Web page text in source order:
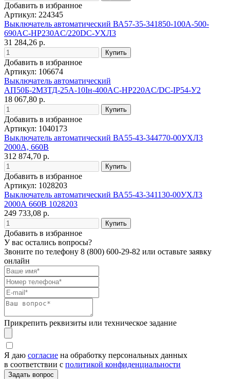
Добавить в избранное
Артикул: 224345
Выключатель автоматический ВА57-35-341850-100А-500-
690AC-НР230AC/220DC-УХЛ3
31 284,26 р.
Добавить в избранное
Артикул: 106674
Выключатель автоматический
АП50Б-2М3ТД-25А-10Iн-400AC-НР220AC/DC-IP54-У2
18 067,80 р.
Добавить в избранное
Артикул: 1040173
Выключатель автоматический ВА55-43-344770-00УХЛ3
2000А, 660В
312 874,70 р.
Добавить в избранное
Артикул: 1028203
Выключатель автоматический ВА55-43-341130-00УХЛ3
2000А 660В 1028203
249 733,08 р.
Добавить в избранное
У вас остались вопросы?
Звоните по телефону 8 (800) 600-29-82 или оставьте заявку
онлайн
Прикрепить реквизиты или техническое задание
Я даю согласие на обработку персональных данных
в соответствии с политикой конфиденциальности